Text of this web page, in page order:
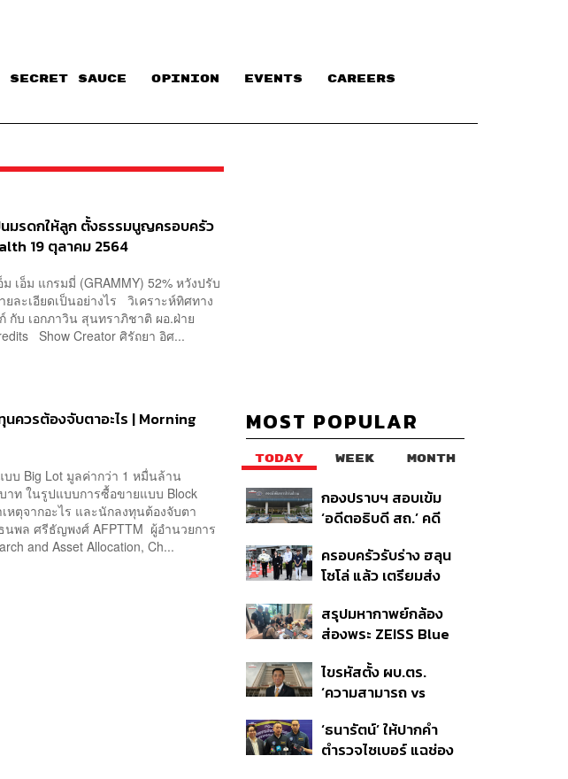
SECRET SAUCE​ OPINION EVENTS CAREERS
นมรดกให้ลูก ตั้งธรรมนูญครอบครัว
19 ตุลาคม 2564
เอ็ม แกรมมี่ (GRAMMY) 52% หวังปรับ
ละเอียดเป็นอย่างไร วิเคราะห์ทิศทาง
กับ เอกภาวิน สุนทราภิชาติ ผอ.ฝ่าย
Show Creator ศิรัถยา อิศ...
ควรต้องจับตาอะไร | Morning
บ Big Lot มูลค่ากว่า 1 หมื่นล้าน
ท ในรูปแบบการซื้อขายแบบ Block
ตุจากอะไร และนักลงทุนต้องจับตา
นพล ศรีธัญพงศ์ AFPTTM ผู้อำนวยการ
and Asset Allocation, Ch...
MOST POPULAR
TODAY WEEK MONTH
กองปราบฯ สอบเข้ม
‘อดีตอธิบดี สถ.’ คดี
6 ข้อหาหนัก จ่อชง
ป.ป.ช. 12 ส.ค. นี้
ครอบครัวรับร่าง ฮลุน
โซโล่ แล้ว เตรียมส่ง
เสียชีวิต
สรุปมหากาพย์กล้อง
ส่องพระ ZEISS Blue
ผลิต 8.3 ล้าน สู่ข้อ
พิพาท ‘มาเวลล์ฯ’ ฟ้อง
หนี้-แอบระบุแบรนด์
ไขรหัสตั้ง ผบ.ตร.
‘ความสามารถ vs
ปฏิรูปสีกากี กับ
พล.ต.อ. เอก อังสนา
‘ธนารัตน์’ ให้ปากคำ
ตำรวจไซเบอร์ แฉช่อง